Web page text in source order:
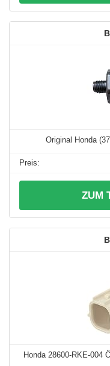
Original Honda
ZUM
Honda 28600-RKE-004